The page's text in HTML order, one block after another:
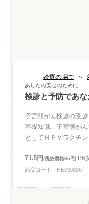
診療の場で »
あしたの安心のために
検診と予防であ
子宮頸がん検診の受
基礎知識、子宮頸が
としてＨＰＶワクチ
71.5円(税抜価格65円) B6
商品コード：HE030800